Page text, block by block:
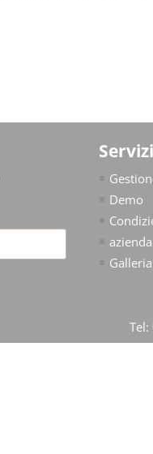
Servizi
Demo
azienda
Galleria